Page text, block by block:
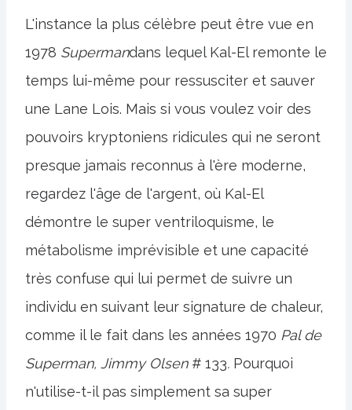
L'instance la plus célèbre peut être vue en
1978 Supermandans lequel Kal-El remonte le
temps lui-même pour ressusciter et sauver
une Lane Lois. Mais si vous voulez voir des
pouvoirs kryptoniens ridicules qui ne seront
presque jamais reconnus à l'ère moderne,
regardez l'âge de l'argent, où Kal-El
démontre le super ventriloquisme, le
métabolisme imprévisible et une capacité
très confuse qui lui permet de suivre un
individu en suivant leur signature de chaleur,
comme il le fait dans les années 1970 Pal de
Superman, Jimmy Olsen# 133. Pourquoi
n'utilise-t-il pas simplement sa super